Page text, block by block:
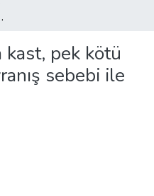
ile boşanma
kast, pek kötü
sebebi ile